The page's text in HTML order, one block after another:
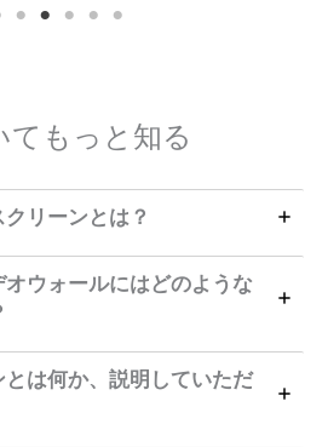
てもっと知る
リーンとは？
ウォールにはどのような
は何か、説明していただ